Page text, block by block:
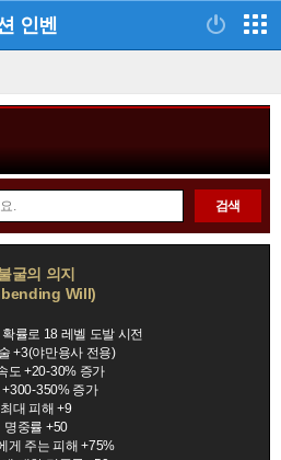
인벤
검색
굴의 의지
Will)
률로 18 레벨 도발 시전
+3(야만용사 전용)
도 +20-30% 증가
+300-350% 증가
최대 피해 +9
명중률 +50
게 주는 피해 +75%